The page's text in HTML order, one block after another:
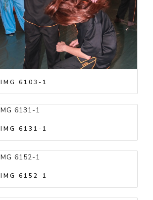
IMG 6103-1
IMG 6131-1
IMG 6152-1